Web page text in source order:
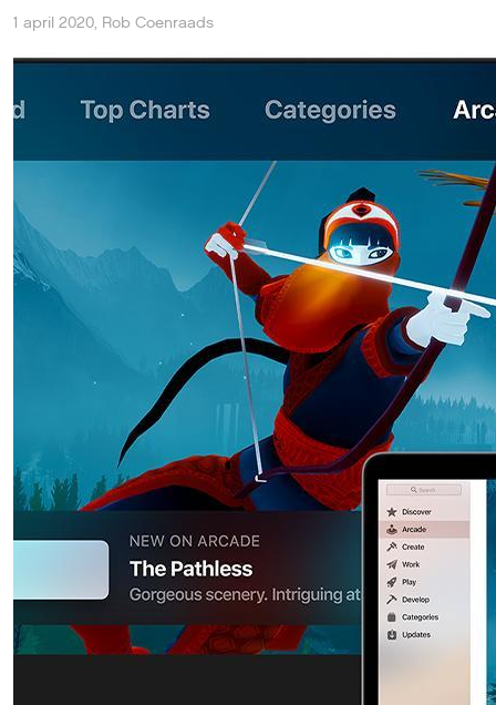
1 april 2020, Rob Coenraads